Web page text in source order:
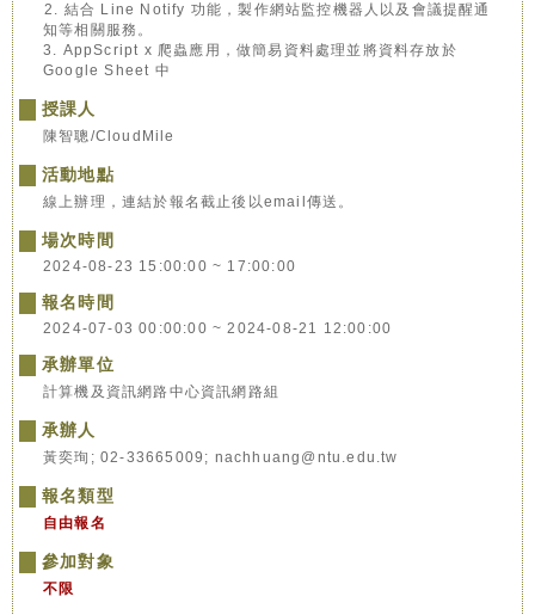
2. 結合 Line Notify 功能，製作網站監控機器人以及會議提醒通
知等相關服務。
3. AppScript x 爬蟲應用，做簡易資料處理並將資料存放於
Google Sheet 中
授課人
陳智聰/CloudMile
活動地點
線上辦理，連結於報名截止後以email傳送。
場次時間
2024-08-23 15:00:00 ~ 17:00:00
報名時間
2024-07-03 00:00:00 ~ 2024-08-21 12:00:00
承辦單位
計算機及資訊網路中心資訊網路組
承辦人
黃奕珣; 02-33665009; nachhuang@ntu.edu.tw
報名類型
自由報名
參加對象
不限